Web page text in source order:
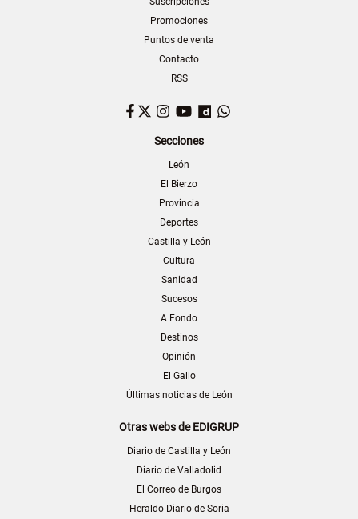
Promociones
Puntos de venta
Contacto
RSS
Facebook
TwitterInstagram
YouTubeDailymotion
Secciones
León
El Bierzo
Provincia
Deportes
Castilla y León
Cultura
Sanidad
Sucesos
A Fondo
Destinos
Opinión
El Gallo
Últimas noticias de León
Otras webs de EDIGRUP
Diario de Castilla y León
Diario de Valladolid
El Correo de Burgos
Heraldo-Diario de Soria